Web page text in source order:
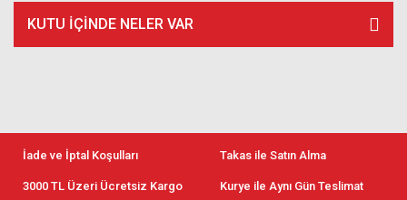
KUTU İÇİNDE NELER VAR
İade ve İptal Koşulları Takas ile Satın Alma
3000 TL Üzeri Ücretsiz Kargo Kurye ile Aynı Gün Teslimat